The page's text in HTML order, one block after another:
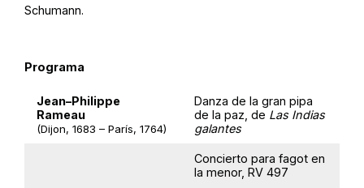
Schumann.
Programa
Jean–Philippe
Rameau
(Dijon, 1683 – París, 1764)
Danza de la gran pipa
de la paz, de Las Indias
galantes
Concierto para fagot en
la menor, RV 497